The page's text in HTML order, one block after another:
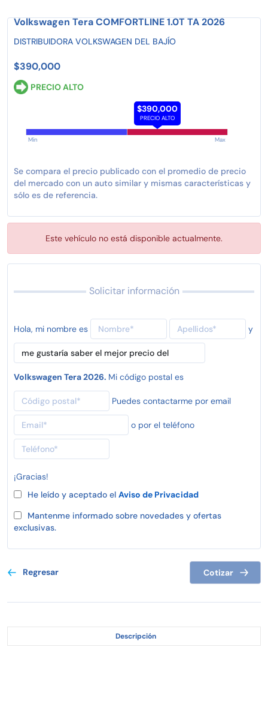
Volkswagen Tera COMFORTLINE 1.0T TA 2026
DISTRIBUIDORA VOLKSWAGEN DEL BAJÍO
$390,000
PRECIO ALTO
$390,000
PRECIO ALTO
Min Max
Se compara el precio publicado con el promedio de precio
del mercado con un auto similar y mismas características y
sólo es de referencia.
Este vehículo no está disponible actualmente.
Solicitar información
Hola, mi nombre es y
Volkswagen Tera 2026. Mi código postal es
Puedes contactarme por email
o por el teléfono
¡Gracias!
He leído y aceptado el Aviso de Privacidad
Mantenme informado sobre novedades y ofertas
exclusivas.
Regresar Cotizar
Descripción